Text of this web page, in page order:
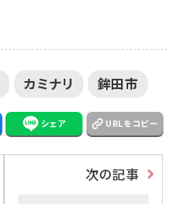
カミナリ 鉾田市
シェア URLをコピー
次の記事